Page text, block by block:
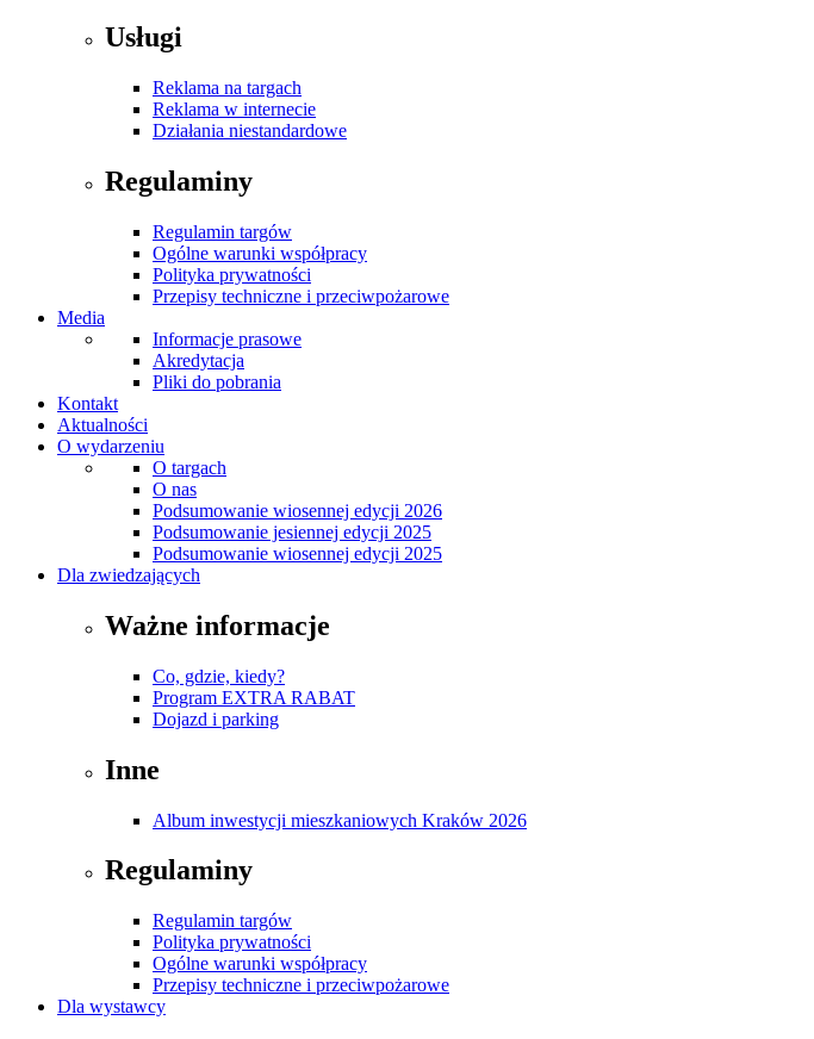
Usługi
Reklama na targach
Reklama w internecie
Działania niestandardowe
Regulaminy
Regulamin targów
Ogólne warunki współpracy
Polityka prywatności
Przepisy techniczne i przeciwpożarowe
Media
Informacje prasowe
Akredytacja
Pliki do pobrania
Kontakt
Aktualności
O wydarzeniu
O targach
O nas
Podsumowanie wiosennej edycji 2026
Podsumowanie jesiennej edycji 2025
Podsumowanie wiosennej edycji 2025
Dla zwiedzających
Ważne informacje
Co, gdzie, kiedy?
Program EXTRA RABAT
Dojazd i parking
Inne
Album inwestycji mieszkaniowych Kraków 2026
Regulaminy
Regulamin targów
Polityka prywatności
Ogólne warunki współpracy
Przepisy techniczne i przeciwpożarowe
Dla wystawcy